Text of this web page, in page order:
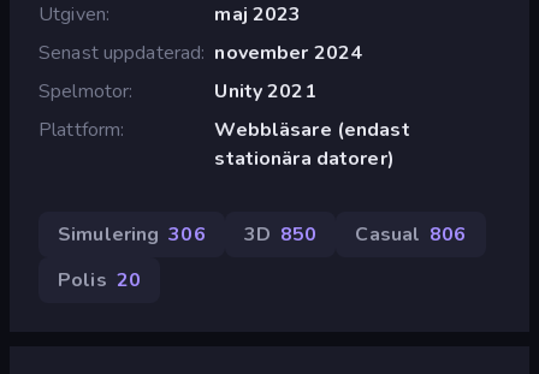
Utgiven
maj 2023
Senast uppdaterad november 2024
Spelmotor
Unity 2021
Plattform
Webbläsare (endast
stationära datorer)
Simulering 306 3D 850 Casual 806
Polis 20